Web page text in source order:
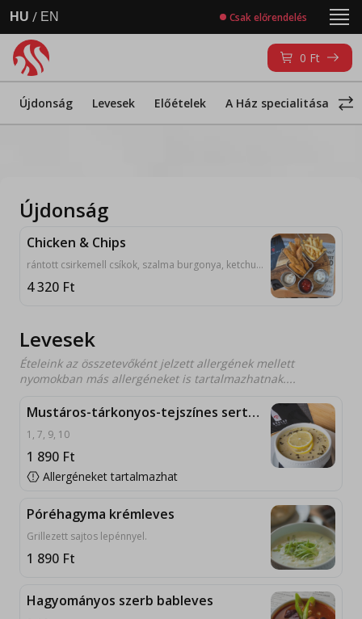
HU / EN Csak előrendelés
0 Ft
Újdonság Levesek Előételek A Ház specialitásai
Újdonság
Chicken & Chips
rántott csirkemell csíkok, szalma burgonya, ketchup, tartár mártás, fokhagymás tejföl
4 320 Ft
Levesek
Ételeink az összetevőként jelzett allergének mellett
nyomokban más allergéneket is tartalmazhatnak....
Mustáros-tárkonyos-tejszínes sertésraguleves
1, 7, 9, 10
1 890 Ft
Allergéneket tartalmazhat
Póréhagyma krémleves
Grillezett sajtos lepénnyel.
1 890 Ft
Hagyományos szerb bableves